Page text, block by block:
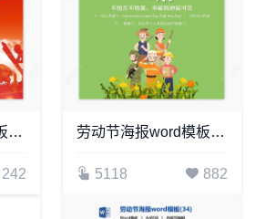
劳动节海报word模板(11)
242
劳动节海报word模板(69)
5118 882